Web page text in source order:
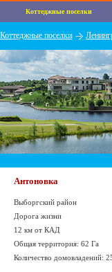
Коттеджные поселки
Коттеджные поселки
Антоновка
Выборгский район
Дорога жизни
12 км от КАД
Общая территория: 62 Га
Количество домовладений: